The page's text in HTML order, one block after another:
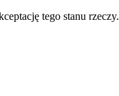
tego stanu rzeczy.